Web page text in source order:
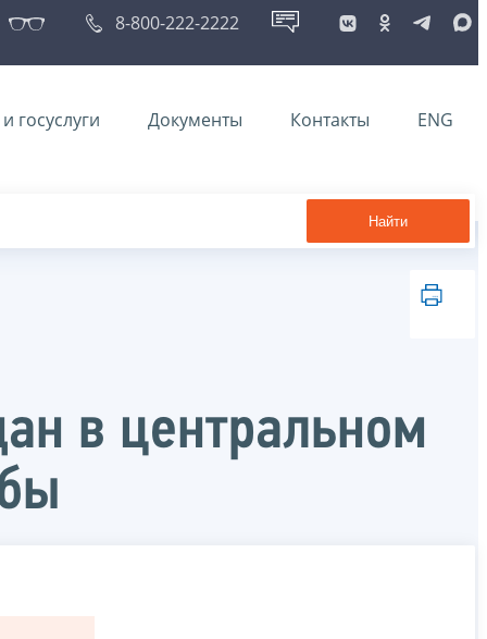
8-800-222-2222
госуслуги Документы Контакты ENG
Найти
в центральном